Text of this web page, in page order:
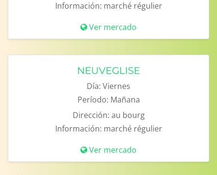
Información: marché régulier
Ver mercado
NEUVEGLISE
Día: Viernes
Período: Mañana
Dirección: au bourg
Información: marché régulier
Ver mercado